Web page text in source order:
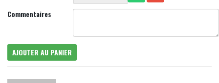
Commentaires
AJOUTER AU PANIER